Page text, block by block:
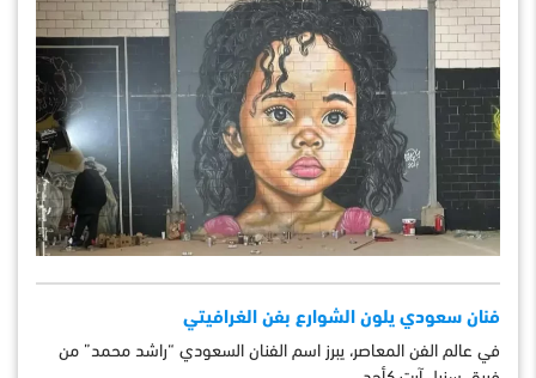
فنان سعودي يلون الشوارع بفن الغرافيتي
في عالم الفن المعاصر، يبرز اسم الفنان السعودي “راشد محمد” من